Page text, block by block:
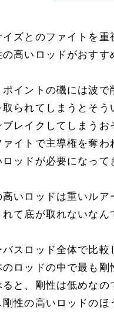
イズとのファイトを
高いロッドがおすす
イントの磯には波
られてしまうとそ
レイクしてしまう
ァイトで主導権を奪
ッドが必要になって
いロッドは重いル
て底が取れないなん
バスロッド全体で比
ロッドの中で最も
と、剛性は低めな
性の高いロッドのほ